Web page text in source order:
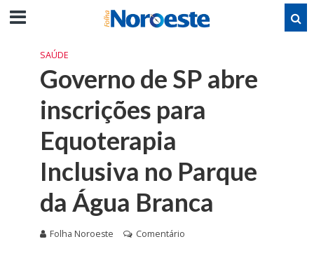
SAÚDE
Governo de SP abre
inscrições para
Equoterapia
Inclusiva no Parque
da Água Branca
Folha Noroeste Comentário